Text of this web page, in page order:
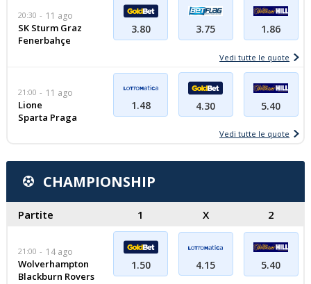
20:30 11 ago
SK Sturm Graz
Fenerbahçe
3.80 3.75 1.86
Vedi tutte le quote
21:00 11 ago
Lione
Sparta Praga
1.48 4.30 5.40
Vedi tutte le quote
CHAMPIONSHIP
Partite 1 X 2
21:00 14 ago
Wolverhampton
Blackburn Rovers
1.50 4.15 5.40